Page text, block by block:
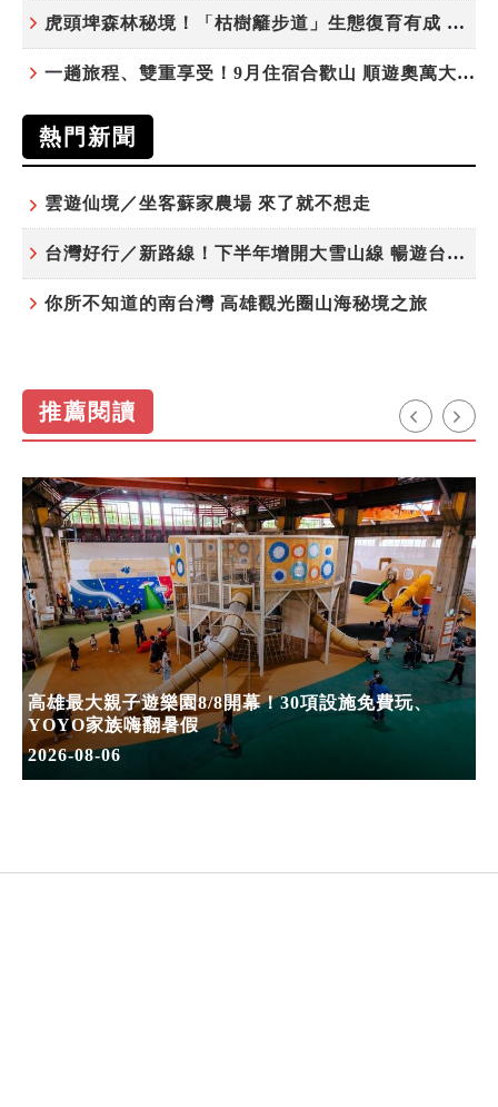
虎頭埤森林秘境！「枯樹籬步道」生態復育有成 走進大自然生命教室
一趟旅程、雙重享受！9月住宿合歡山 順遊奧萬大10元優惠入園
熱門新聞
雲遊仙境／坐客蘇家農場 來了就不想走
台灣好行／新路線！下半年增開大雪山線 暢遊台中更便利
你所不知道的南台灣 高雄觀光圈山海秘境之旅
推薦閱讀
高雄最大親子遊樂園8/8開幕！30項設施免費玩、
YOYO家族嗨翻暑假
2026-08-06